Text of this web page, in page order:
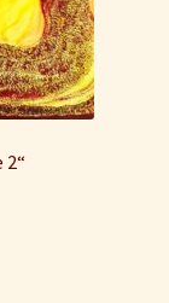
2“